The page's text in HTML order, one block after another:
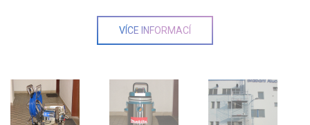
VÍCE INFORMACÍ